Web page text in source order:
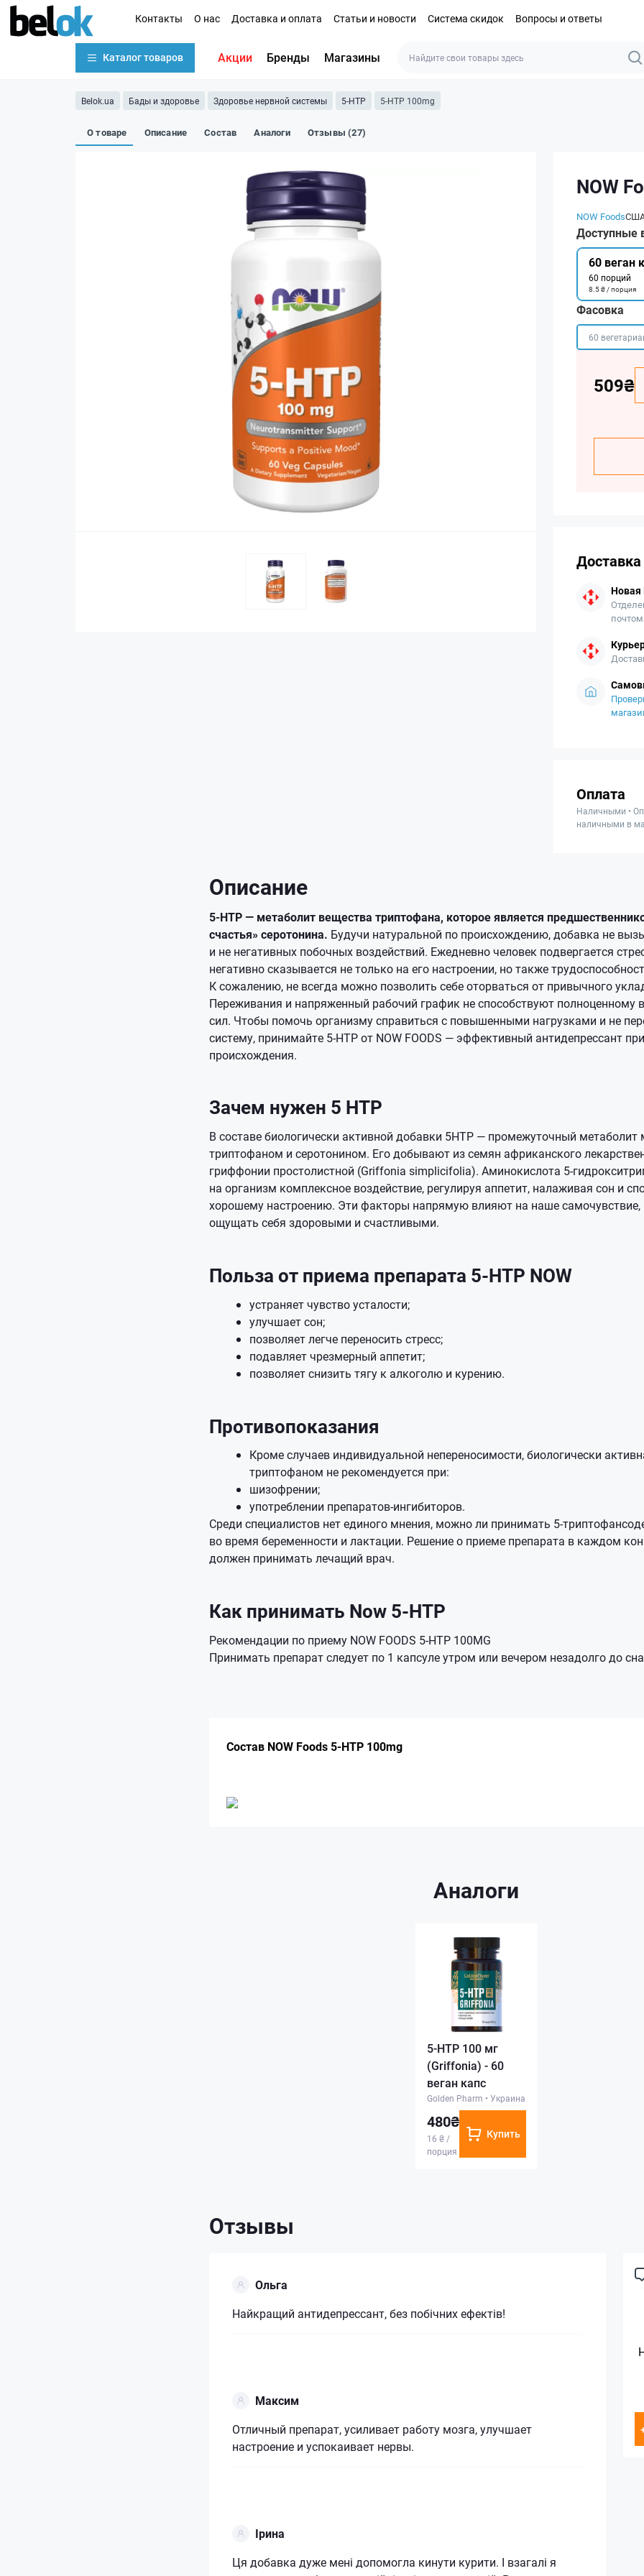
Контакты О нас Доставка и оплата Статьи и новости Система скидок Вопросы и ответы
Каталог товаров Акции Бренды Магазины
Belok.ua Бады и здоровье Здоровье нервной системы 5-HTP 5-HTP 100mg
О товаре Описание Состав Аналоги Отзывы (27)
NOW
NOW Foods
Доступные
60 веган
60 порций
8.5 ₴ / порция
Фасовка
60
509₴
Доставка
Новая
Оплата
Наличными •
наличными в
Описание
5-НТР — метаболит вещества триптофана, которое является
счастья» серотонина. Будучи натуральной по происхождению, добавка не
и не негативных побочных воздействий. Ежедневно человек подвергается
негативно сказывается не только на его настроении, но также
К сожалению, не всегда можно позволить себе оторваться от привычного
Переживания и напряженный рабочий график не способствуют полноценному
сил. Чтобы помочь организму справиться с повышенными нагрузками и не
систему, принимайте 5-НТР от NOW FOODS — эффективный антидепрессант
происхождения.
Зачем нужен 5 HTP
В составе биологически активной добавки 5НТР — промежуточный метаболит
триптофаном и серотонином. Его добывают из семян африканского
гриффонии простолистной (Griffonia simplicifolia). Аминокислота 5-
на организм комплексное воздействие, регулируя аппетит, налаживая сон и
хорошему настроению. Эти факторы напрямую влияют на наше самочувствие,
ощущать себя здоровыми и счастливыми.
Польза от приема препарата 5-НТР NOW
устраняет чувство усталости;
улучшает сон;
позволяет легче переносить стресс;
подавляет чрезмерный аппетит;
позволяет снизить тягу к алкоголю и курению.
Противопоказания
Кроме случаев индивидуальной непереносимости, биологически
триптофаном не рекомендуется при:
шизофрении;
употреблении препаратов-ингибиторов.
Среди специалистов нет единого мнения, можно ли принимать 5-
во время беременности и лактации. Решение о приеме препарата в каждом
должен принимать лечащий врач.
Как принимать Now 5-HTP
Рекомендации по приему NOW FOODS 5-HTP 100MG
Принимать препарат следует по 1 капсуле утром или вечером незадолго до
Состав NOW Foods 5-HTP 100mg
Аналоги
5-HTP 100 мг
(Griffonia) - 60
веган капс
Golden Pharm • Украина
480₴
16 ₴ /
порция
Купить
Отзывы
Ольга
Найкращий антидепрессант, без побічних ефектів!
Максим
Отличный препарат, усиливает работу мозга, улучшает
настроение и успокаивает нервы.
Ірина
Ця добавка дуже мені допомогла кинути курити. І взагалі я